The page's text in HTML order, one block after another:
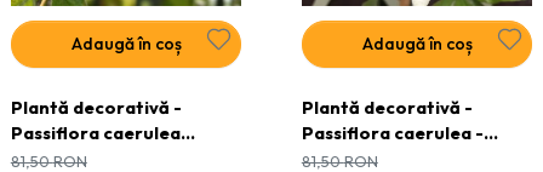
Adaugă în coș
Plantă decorativă -
Passiflora caerulea
Purple Haze - ghiveci
81,50RON
Adaugă în coș
Plantă decorativă -
Passiflora caerulea -
ghiveci
81,50RON